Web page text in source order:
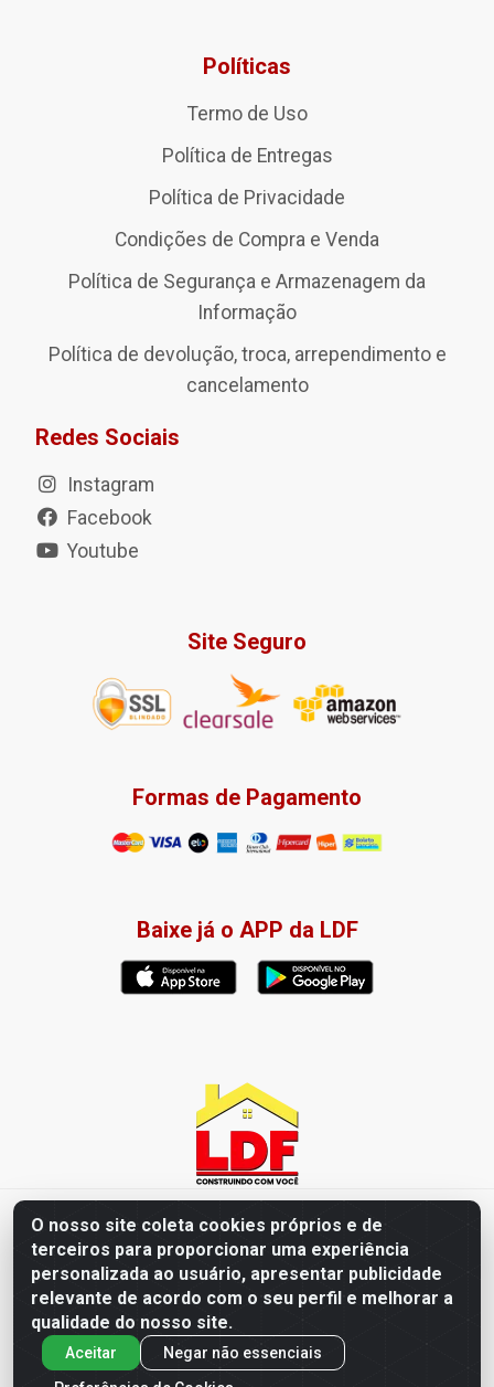
O nosso site coleta cookies próprios e de
terceiros para proporcionar uma experiência
personalizada ao usuário, apresentar publicidade
relevante de acordo com o seu perfil e melhorar a
qualidade do nosso site.
Aceitar
Negar não essenciais
Políticas
Termo de Uso
Política de Entregas
Política de Privacidade
Condições de Compra e Venda
Política de Segurança e Armazenagem da
Informação
Política de devolução, troca, arrependimento e
cancelamento
Redes Sociais
Instagram
Facebook
Youtube
Site Seguro
Formas de Pagamento
Baixe já o APP da LDF
LDF Home Center - R. Hortência Helena Amorim Brito, 1343 -
Jardim América, Cabedelo - PB / CEP 58102-660 - CNPJ
57.477.123/0001-35